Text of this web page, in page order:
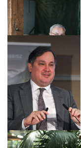
Támogatói tartalom
Családi
vállalkozások
Magyar cégek